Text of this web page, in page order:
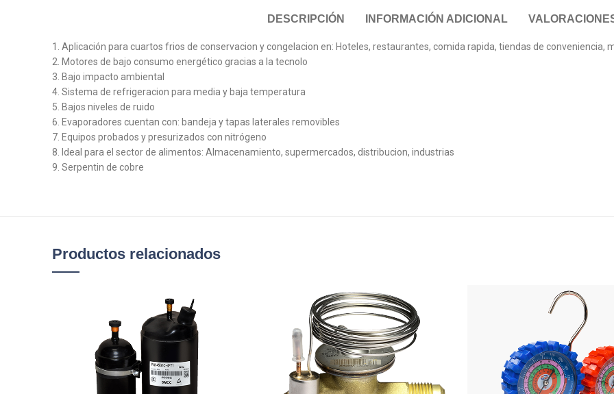
DESCRIPCIÓN INFORMACIÓN ADICIONAL
1. Aplicación para cuartos frios de conservacion y congelacion en: Hoteles, restaurantes, comida rapida, tiendas de conveniencia,
2. Motores de bajo consumo energético gracias a la tecnolo
3. Bajo impacto ambiental
4. Sistema de refrigeracion para media y baja temperatura
5. Bajos niveles de ruido
6. Evaporadores cuentan con: bandeja y tapas laterales removibles
7. Equipos probados y presurizados con nitrógeno
8. Ideal para el sector de alimentos: Almacenamiento, supermercados, distribucion, industrias
9. Serpentin de cobre
Productos relacionados